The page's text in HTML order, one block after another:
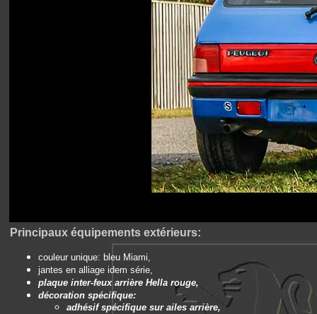
Principaux équipements extérieurs:
couleur unique: bleu Miami,
jantes en alliage idem série,
plaque inter-feux arrière Hella rouge,
décoration spécifique:
adhésif spécifique sur ailes arrière,